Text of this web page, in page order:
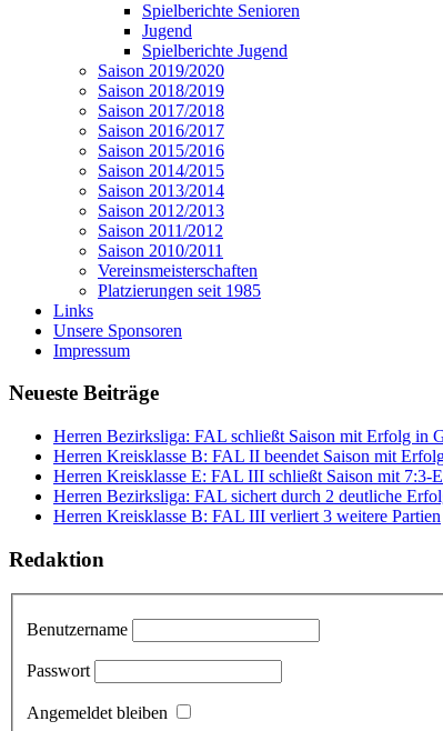
Spielberichte Senioren
Jugend
Spielberichte Jugend
Saison 2019/2020
Saison 2018/2019
Saison 2017/2018
Saison 2016/2017
Saison 2015/2016
Saison 2014/2015
Saison 2013/2014
Saison 2012/2013
Saison 2011/2012
Saison 2010/2011
Vereinsmeisterschaften
Platzierungen seit 1985
Links
Unsere Sponsoren
Impressum
Neueste Beiträge
Herren Bezirksliga: FAL schließt Saison mit Erfolg in
Herren Kreisklasse B: FAL II beendet Saison mit
Herren Kreisklasse E: FAL III schließt Saison mit 7:3-
Herren Bezirksliga: FAL sichert durch 2 deutliche
Herren Kreisklasse B: FAL III verliert 3 weitere Partien
Redaktion
Benutzername
Passwort
Angemeldet bleiben